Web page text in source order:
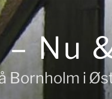
– Nu
Bornholm i